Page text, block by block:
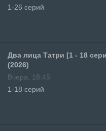
1-26 серий
Два лица Татри [1 - 18
(2026)
Вчера, 18:45
1-18 серий